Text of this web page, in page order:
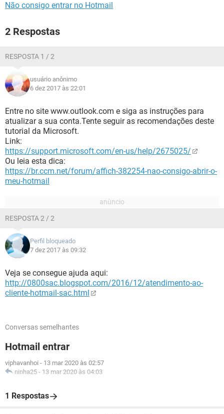
Não consigo entrar no Hotmail
2 Respostas
RESPOSTA 1 / 2
usuário anônimo
6 dez 2017 às 22:01
Entre no site www.outlook.com e siga as instruções para
atualizar a sua conta.Tente seguir as recomendações deste
tutorial da Microsoft.
Link:
https://support.microsoft.com/en-us/help/2675025/
Ou leia esta dica:
https://br.ccm.net/forum/affich-382254-nao-consigo-abrir-o-
meu-hotmail
RESPOSTA 2 / 2
Perfil bloqueado
7 dez 2017 às 09:32
Veja se consegue ajuda aqui:
http://0800sac.blogspot.com/2016/12/atendimento-ao-
cliente-hotmail-sac.html
Conversas semelhantes
Hotmail entrar
viphavanhoi - 13 mar 2020 às 02:57
ninha25 - 13 mar 2020 às 04:03
1 Respostas